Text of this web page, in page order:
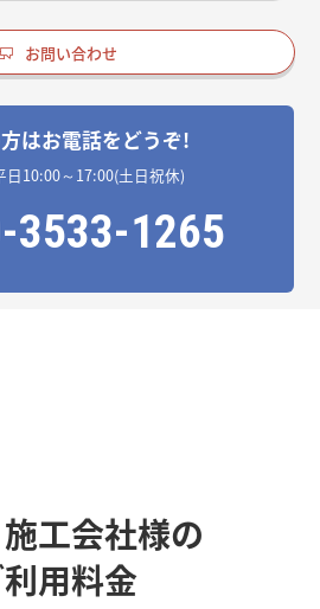
お問い合わせ
はお電話をどうぞ!
日10:00～17:00(土日祝休)
3533-1265
工会社様の
用料金